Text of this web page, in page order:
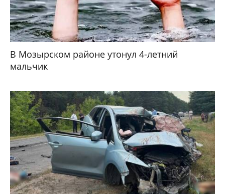
В Мозырском районе утонул 4-летний
мальчик